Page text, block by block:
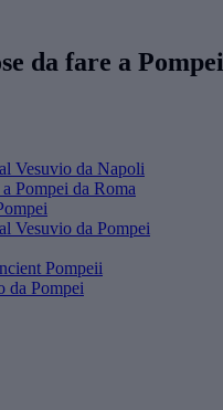
da fare a Pompei
Vesuvio da Napoli
Pompei da Roma
Vesuvio da Pompei
Pompeii
da Pompei